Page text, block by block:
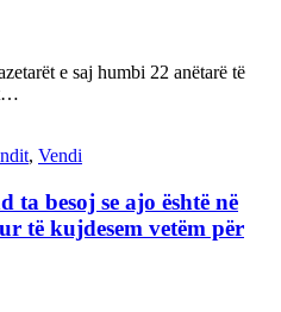
e saj humbi 22 anëtarë të
, Vendi
ta besoj se ajo është në
të kujdesem vetëm për